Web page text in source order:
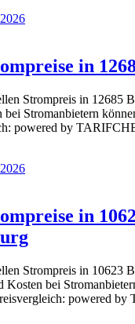
in
Strompreis in 12685
bei Stromanbietern
powered by
in
Strompreis in 10623
Kosten bei
powered